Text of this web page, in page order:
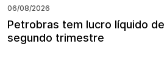
06/08/2026
Petrobras tem lucro líquido de
segundo trimestre